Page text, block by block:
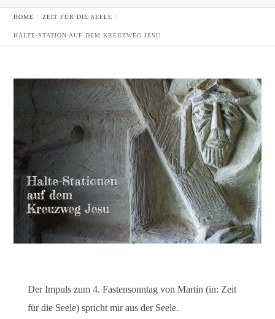
HOME ZEIT FÜR DIE SEELE
HALTE-STATION AUF DEM KREUZWEG JESU
Der Impuls zum 4. Fastensonntag von Martin (in: Zeit
für die Seele) spricht mir aus der Seele.